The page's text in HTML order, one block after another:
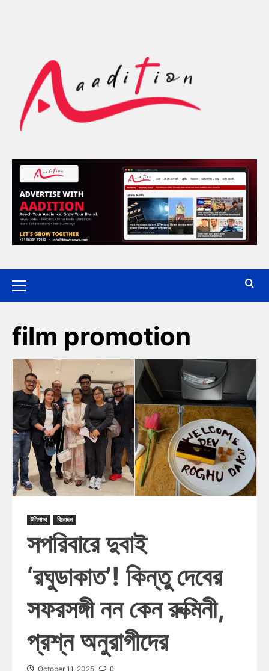
film promotion
টলিপাড়া বিনোদন
সপরিবারে দুবাই
‘রঘুডাকাত’! কিন্তু দেবের
সফরসঙ্গী নন কেন রুক্মিনী,
প্রশ্ন অনুরাগীদের
October 11, 2025 0